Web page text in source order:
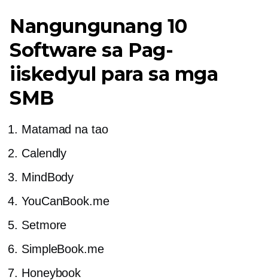
Nangungunang 10
Software sa Pag-
iiskedyul para sa mga
SMB
Matamad na tao
Calendly
MindBody
YouCanBook.me
Setmore
SimpleBook.me
Honeybook